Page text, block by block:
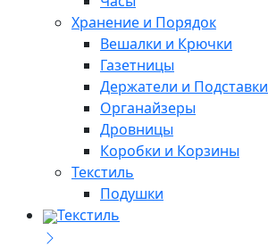
Хранение и Порядок
Вешалки и Крючки
Газетницы
Держатели и Подставки
Органайзеры
Дровницы
Коробки и Корзины
Текстиль
Подушки
Текстиль